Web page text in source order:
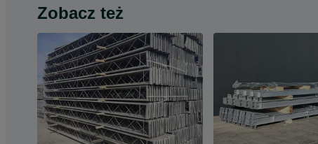
Zobacz też